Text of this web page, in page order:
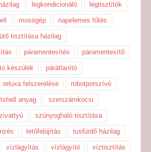
légkondicionáló légtisztítók
mosógép napelemes fűtés
tisztítása házilag
páramentesítés páramentesítő
készülék párátlanító
reluxa felszerelése robotporszívó
anyag szerszámkocsi
szúnyogháló tisztítása
tetőfelújítás tusfürdő házilag
vízlágyítás vízlágyító víztisztítás